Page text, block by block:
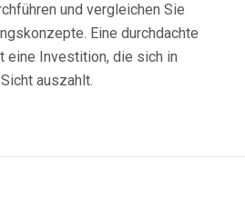
und vergleichen Sie
Eine durchdachte
eine Investition, die sich in
auszahlt.